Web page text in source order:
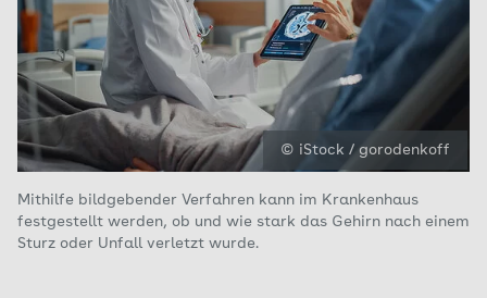
© iStock / gorodenkoff
Mithilfe bildgebender Verfahren kann im Krankenhaus
festgestellt werden, ob und wie stark das Gehirn nach einem
Sturz oder Unfall verletzt wurde.